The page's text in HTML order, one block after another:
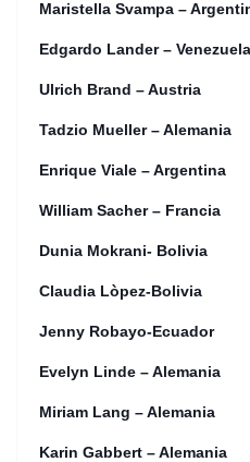
Maristella Svampa –
Edgardo Lander – Venezuela
Ulrich Brand – Austria
Tadzio Mueller – Alemania
Enrique Viale – Argentina
William Sacher – Francia
Dunia Mokrani- Bolivia
Claudia Lòpez-Bolivia
Jenny Robayo-Ecuador
Evelyn Linde – Alemania
Miriam Lang – Alemania
Karin Gabbert – Alemania